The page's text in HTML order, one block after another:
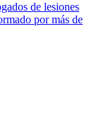
de lesiones
por más de